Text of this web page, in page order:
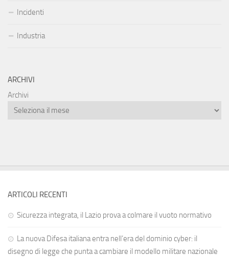
Incidenti
Industria
ARCHIVI
Archivi
ARTICOLI RECENTI
Sicurezza integrata, il Lazio prova a colmare il vuoto normativo
La nuova Difesa italiana entra nell’era del dominio cyber: il
disegno di legge che punta a cambiare il modello militare nazionale